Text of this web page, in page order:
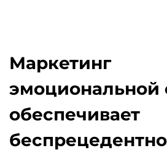
Маркетинг
эмоциональной
обеспечивает